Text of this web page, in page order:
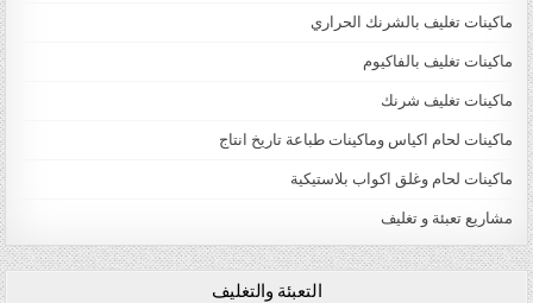
ماكينات تغليف بالشرنك الحراري
ماكينات تغليف بالفاكيوم
ماكينات تغليف شرنك
ماكينات لحام اكياس وماكينات طباعة تاريخ انتاج
ماكينات لحام وغلق اكواب بلاستيكية
مشاريع تعبئة و تغليف
التعبئة والتغليف